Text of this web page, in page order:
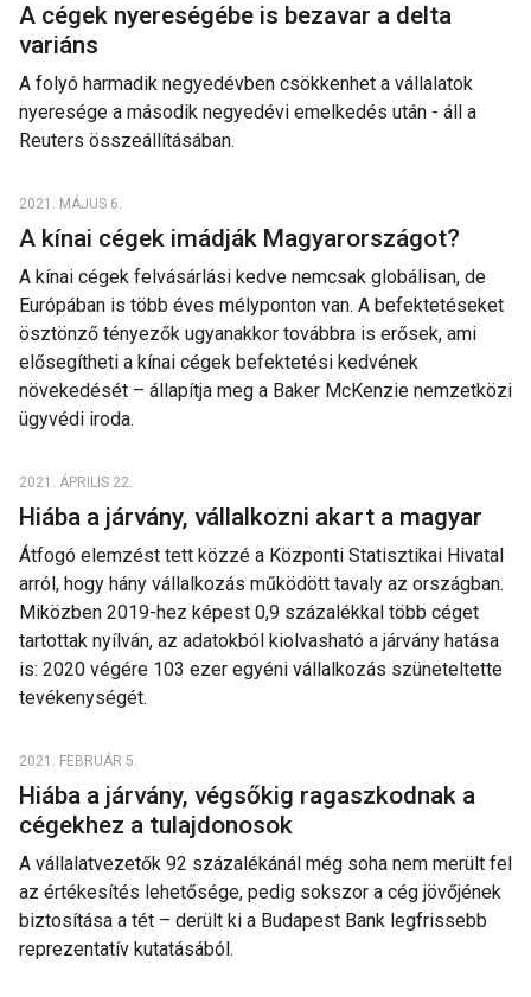
A cégek nyereségébe is bezavar a delta
variáns
A folyó harmadik negyedévben csökkenhet a vállalatok
nyeresége a második negyedévi emelkedés után - áll a
Reuters összeállításában.
2021. MÁJUS 6.
A kínai cégek imádják Magyarországot?
A kínai cégek felvásárlási kedve nemcsak globálisan, de
Európában is több éves mélyponton van. A befektetéseket
ösztönző tényezők ugyanakkor továbbra is erősek, ami
elősegítheti a kínai cégek befektetési kedvének
növekedését – állapítja meg a Baker McKenzie nemzetközi
ügyvédi iroda.
2021. ÁPRILIS 22.
Hiába a járvány, vállalkozni akart a magyar
Átfogó elemzést tett közzé a Központi Statisztikai Hivatal
arról, hogy hány vállalkozás működött tavaly az országban.
Miközben 2019-hez képest 0,9 százalékkal több céget
tartottak nyílván, az adatokból kiolvasható a járvány hatása
is: 2020 végére 103 ezer egyéni vállalkozás szüneteltette
tevékenységét.
2021. FEBRUÁR 5.
Hiába a járvány, végsőkig ragaszkodnak a
cégekhez a tulajdonosok
A vállalatvezetők 92 százalékánál még soha nem merült fel
az értékesítés lehetősége, pedig sokszor a cég jövőjének
biztosítása a tét – derült ki a Budapest Bank legfrissebb
reprezentatív kutatásából.